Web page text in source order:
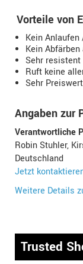
Vorteile von
Kein
Kein
Sehr
Ruft keine
Sehr Preiswert
Angaben zur
Verantwortliche
Robin Stuhler,
Deutschland
Jetzt
Weitere Details
Trusted